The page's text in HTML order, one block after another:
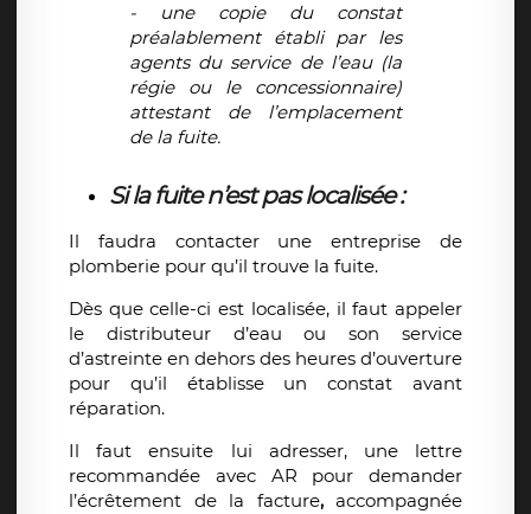
- une copie du constat
préalablement établi par les
agents du service de l’eau (la
régie ou le concessionnaire)
attestant de l’emplacement
de la fuite.
Si la fuite n’est pas localisée :
Il faudra contacter une entreprise de
plomberie pour qu’il trouve la fuite.
Dès que celle-ci est localisée, il faut appeler
le distributeur d’eau ou son service
d’astreinte en dehors des heures d’ouverture
pour qu’il établisse un constat avant
réparation.
Il faut ensuite lui adresser, une lettre
recommandée avec AR pour demander
l’écrêtement de la facture, accompagnée